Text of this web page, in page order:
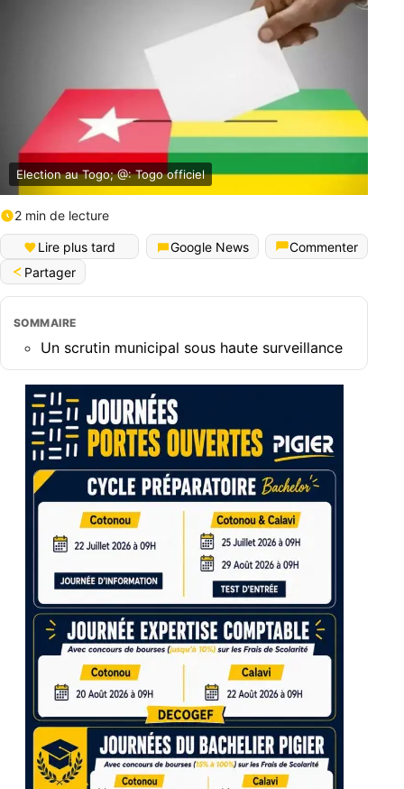
Election au Togo; @: Togo officiel
2 min de lecture
Lire plus tard Google News
Commenter
Partager
SOMMAIRE
Un scrutin municipal sous haute surveillance